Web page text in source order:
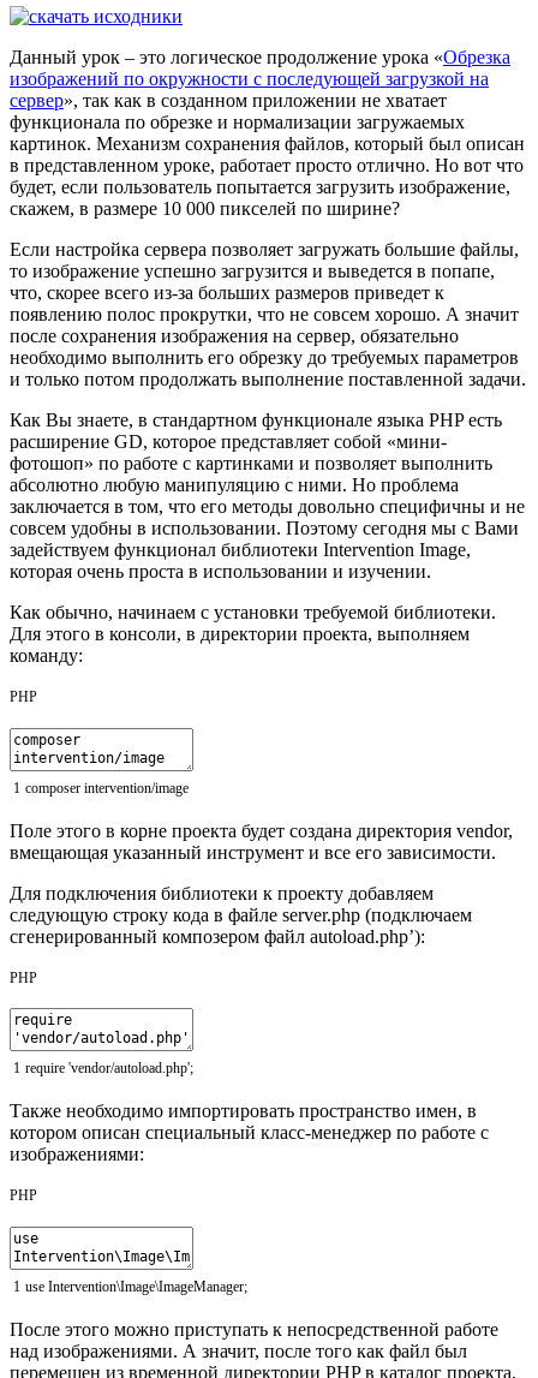
Данный урок – это логическое продолжение урока «Обрезка
изображений по окружности с последующей загрузкой на
сервер», так как в созданном приложении не хватает
функционала по обрезке и нормализации загружаемых
картинок. Механизм сохранения файлов, который был описан
в представленном уроке, работает просто отлично. Но вот что
будет, если пользователь попытается загрузить изображение,
скажем, в размере 10 000 пикселей по ширине?
Если настройка сервера позволяет загружать большие файлы,
то изображение успешно загрузится и выведется в попапе,
что, скорее всего из-за больших размеров приведет к
появлению полос прокрутки, что не совсем хорошо. А значит
после сохранения изображения на сервер, обязательно
необходимо выполнить его обрезку до требуемых параметров
и только потом продолжать выполнение поставленной задачи.
Как Вы знаете, в стандартном функционале языка PHP есть
расширение GD, которое представляет собой «мини-
фотошоп» по работе с картинками и позволяет выполнить
абсолютно любую манипуляцию с ними. Но проблема
заключается в том, что его методы довольно специфичны и не
совсем удобны в использовании. Поэтому сегодня мы с Вами
задействуем функционал библиотеки Intervention Image,
которая очень проста в использовании и изучении.
Как обычно, начинаем с установки требуемой библиотеки.
Для этого в консоли, в директории проекта, выполняем
команду:
PHP
1 composer intervention/image
Поле этого в корне проекта будет создана директория vendor,
вмещающая указанный инструмент и все его зависимости.
Для подключения библиотеки к проекту добавляем
следующую строку кода в файле server.php (подключаем
сгенерированный композером файл autoload.php’):
PHP
1 require 'vendor/autoload.php';
Также необходимо импортировать пространство имен, в
котором описан специальный класс-менеджер по работе с
изображениями:
PHP
1 use Intervention\Image\ImageManager;
После этого можно приступать к непосредственной работе
над изображениями. А значит, после того как файл был
перемещен из временной директории PHP в каталог проекта,